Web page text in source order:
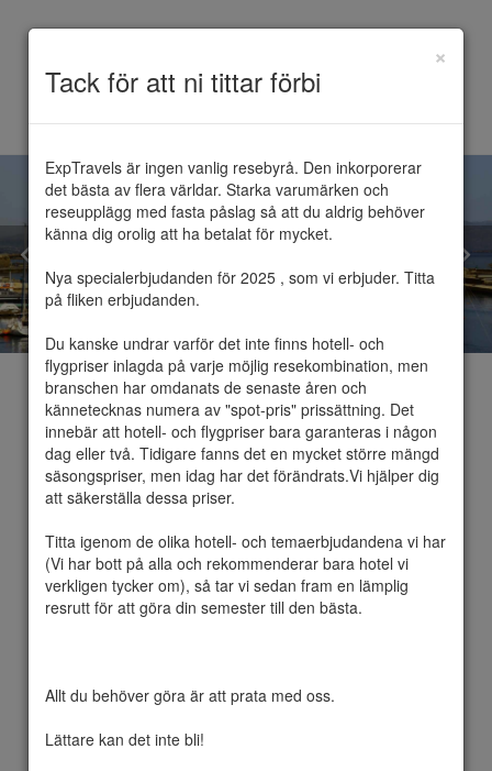
Tack för att ni tittar förbi
×
ExpTravels är ingen vanlig resebyrå. Den inkorporerar
det bästa av flera världar. Starka varumärken och
reseupplägg med fasta påslag så att du aldrig behöver
känna dig orolig att ha betalat för mycket.
Nya specialerbjudanden för 2025 , som vi erbjuder. Titta
på fliken erbjudanden.
Du kanske undrar varför det inte finns hotell- och
flygpriser inlagda på varje möjlig resekombination, men
branschen har omdanats de senaste åren och
kännetecknas numera av "spot-pris" prissättning. Det
innebär att hotell- och flygpriser bara garanteras i någon
dag eller två. Tidigare fanns det en mycket större mängd
säsongspriser, men idag har det förändrats.Vi hjälper dig
att säkerställa dessa priser.
Titta igenom de olika hotell- och temaerbjudandena vi har
(Vi har bott på alla och rekommenderar bara hotel vi
verkligen tycker om), så tar vi sedan fram en lämplig
resrutt för att göra din semester till den bästa.
Allt du behöver göra är att prata med oss.
Lättare kan det inte bli!
Kreta
Kreta är den största ön i Grekland och den
näst största (efter Cypern) i östra
Medelhavet. Det ligger i södra Egeiska
längd är 260 km, men kustlängden är 1.046
den minsta är 12 km. En hög bergskedja